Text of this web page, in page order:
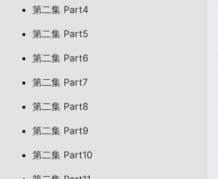
第二集 Part4
第二集 Part5
第二集 Part6
第二集 Part7
第二集 Part8
第二集 Part9
第二集 Part10